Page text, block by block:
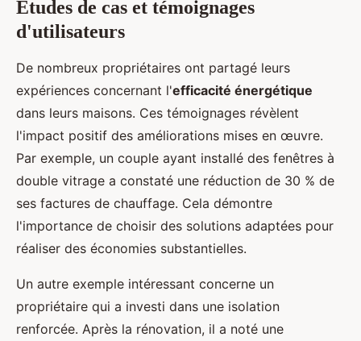
Études de cas et témoignages
d'utilisateurs
De nombreux propriétaires ont partagé leurs
expériences concernant l'efficacité énergétique
dans leurs maisons. Ces témoignages révèlent
l'impact positif des améliorations mises en œuvre.
Par exemple, un couple ayant installé des fenêtres à
double vitrage a constaté une réduction de 30 % de
ses factures de chauffage. Cela démontre
l'importance de choisir des solutions adaptées pour
réaliser des économies substantielles.
Un autre exemple intéressant concerne un
propriétaire qui a investi dans une isolation
renforcée. Après la rénovation, il a noté une